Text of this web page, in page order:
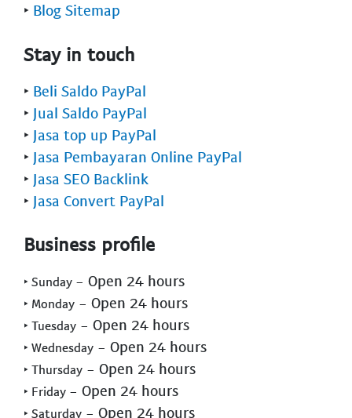
‣ Blog Sitemap
Stay in touch
‣ Beli Saldo PayPal
‣ Jual Saldo PayPal
‣ Jasa top up PayPal
‣ Jasa Pembayaran Online PayPal
‣ Jasa SEO Backlink
‣ Jasa Convert PayPal
Business profile
‣ Sunday - Open 24 hours
‣ Monday - Open 24 hours
‣ Tuesday - Open 24 hours
‣ Wednesday - Open 24 hours
‣ Thursday - Open 24 hours
‣ Friday - Open 24 hours
‣ Saturday - Open 24 hours